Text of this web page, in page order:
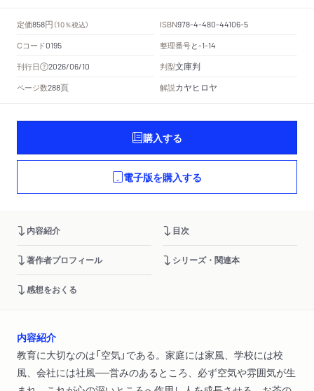
定価858円 （10％税込） ISBN978-4-480-44106-5
Cコード0195 整理番号と-1-14
刊行日 2026/06/10 判型文庫判
ページ数288頁 解説カヤヒロヤ
購入する
電子版を購入する
内容紹介 目次
著作者プロフィール シリーズ・関連本
感想をおくる
内容紹介
教育に大切なのは「空気」である。家庭には家風、学校には校
風、会社には社風──営みのあるところ、必ず空気や雰囲気が生